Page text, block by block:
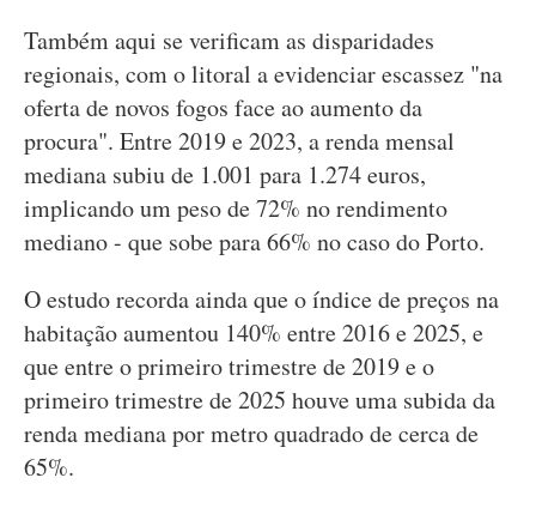
Também aqui se verificam as disparidades
regionais, com o litoral a evidenciar escassez "na
oferta de novos fogos face ao aumento da
procura". Entre 2019 e 2023, a renda mensal
mediana subiu de 1.001 para 1.274 euros,
implicando um peso de 72% no rendimento
mediano - que sobe para 66% no caso do Porto.
O estudo recorda ainda que o índice de preços na
habitação aumentou 140% entre 2016 e 2025, e
que entre o primeiro trimestre de 2019 e o
primeiro trimestre de 2025 houve uma subida da
renda mediana por metro quadrado de cerca de
65%.